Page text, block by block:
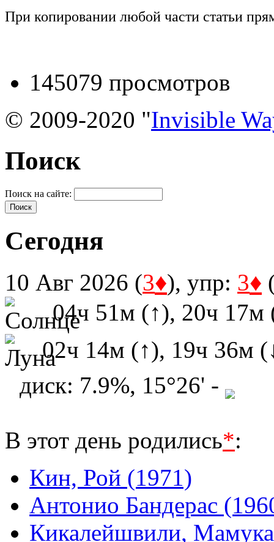
При копировании любой части статьи
145079 просмотров
© 2009-2020 "Invisible
Поиск
Поиск на сайте:
Сегодня
10 Авг 2026 (3♦), упр: 3♦
04ч 51м (↑), 20ч 17м
02ч 14м (↑), 19ч 36м
диск: 7.9%, 15°26' -
В этот день родились*:
Кин, Рой (1971)
Антонио Бандерас
Кикалейшвили,